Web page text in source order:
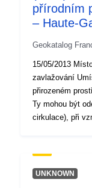
přírodním
– Haute-
Geokatalog
15/05/2013
zavlažování
přirozeném
Ty mohou být
cirkulace), při
které mají být
UNKNOWN